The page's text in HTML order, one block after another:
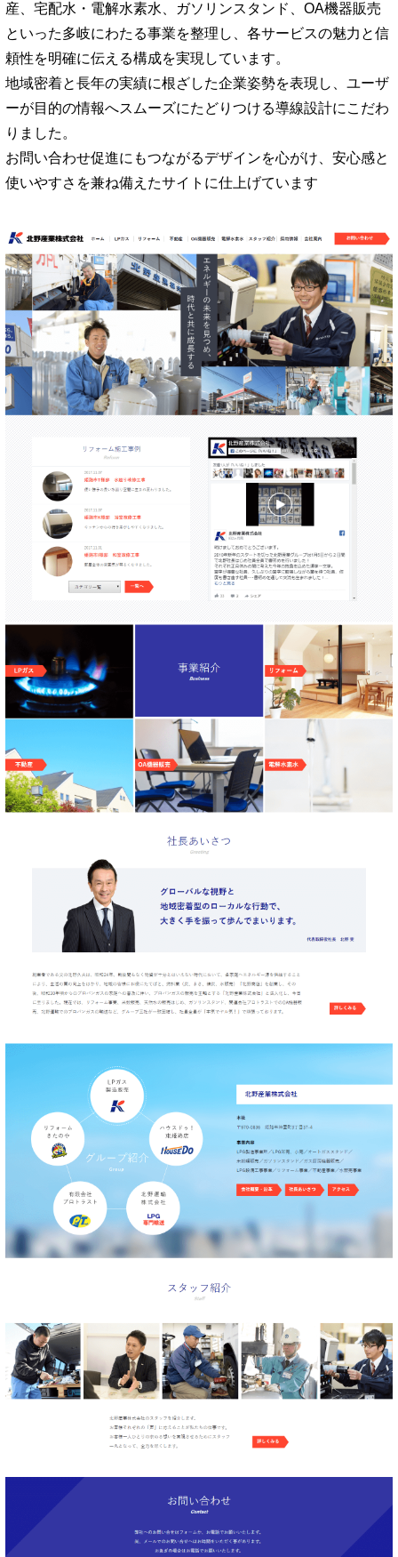
産、宅配水・電解水素水、ガソリンスタンド、OA機器販売
といった多岐にわたる事業を整理し、各サービスの魅力と信
頼性を明確に伝える構成を実現しています。
地域密着と長年の実績に根ざした企業姿勢を表現し、ユーザ
ーが目的の情報へスムーズにたどりつける導線設計にこだわ
りました。
お問い合わせ促進にもつながるデザインを心がけ、安心感と
使いやすさを兼ね備えたサイトに仕上げています